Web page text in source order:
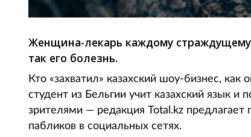
Женщина-лекарь каждому
так его болезнь.
Кто «захватил» казахский шоу-бизнес,
студент из Бельгии учит казахский язык и
зрителями — редакция Total.kz
пабликов в социальных сетях.